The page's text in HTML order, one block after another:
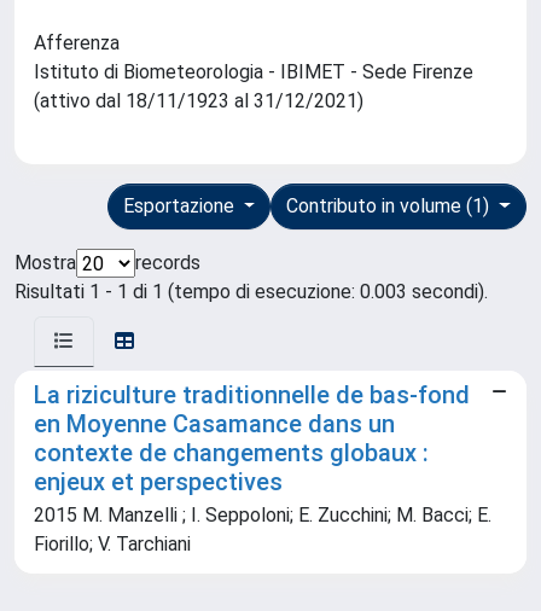
Afferenza
Istituto di Biometeorologia - IBIMET - Sede Firenze
(attivo dal 18/11/1923 al 31/12/2021)
Contributo in volume (1)
Esportazione
Mostra
records
Risultati 1 - 1 di 1 (tempo di esecuzione: 0.003 secondi).
La riziculture traditionnelle de bas-fond
en Moyenne Casamance dans un
contexte de changements globaux :
enjeux et perspectives
2015 M. Manzelli ; I. Seppoloni; E. Zucchini; M. Bacci; E.
Fiorillo; V. Tarchiani